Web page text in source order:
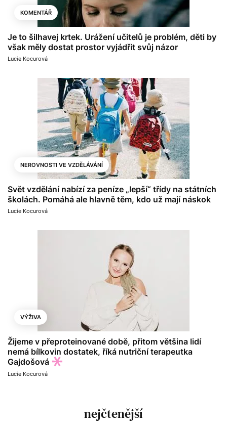
KOMENTÁŘ
Je to šilhavej krtek. Urážení učitelů je problém, děti by
však měly dostat prostor vyjádřit svůj názor
Lucie Kocurová
NEROVNOSTI VE VZDĚLÁVÁNÍ
Svět vzdělání nabízí za peníze „lepší“ třídy na státních
školách. Pomáhá ale hlavně těm, kdo už mají náskok
Lucie Kocurová
VÝŽIVA
Žijeme v přeproteinované době, přitom většina lidí
nemá bílkovin dostatek, říká nutriční terapeutka
Gajdošová
Lucie Kocurová
nejčtenější